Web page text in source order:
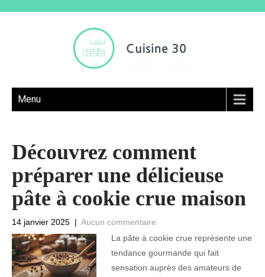
Menu
Découvrez comment
préparer une délicieuse
pâte à cookie crue maison
14 janvier 2025 | Aucun commentaire
La pâte à cookie crue représente une
tendance gourmande qui fait
sensation auprès des amateurs de